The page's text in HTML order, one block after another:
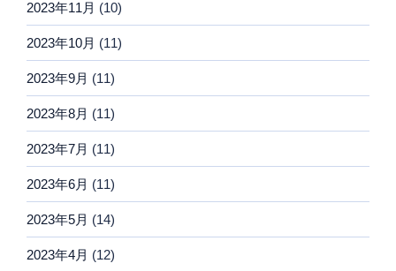
2023年11月 (10)
2023年10月 (11)
2023年9月 (11)
2023年8月 (11)
2023年7月 (11)
2023年6月 (11)
2023年5月 (14)
2023年4月 (12)